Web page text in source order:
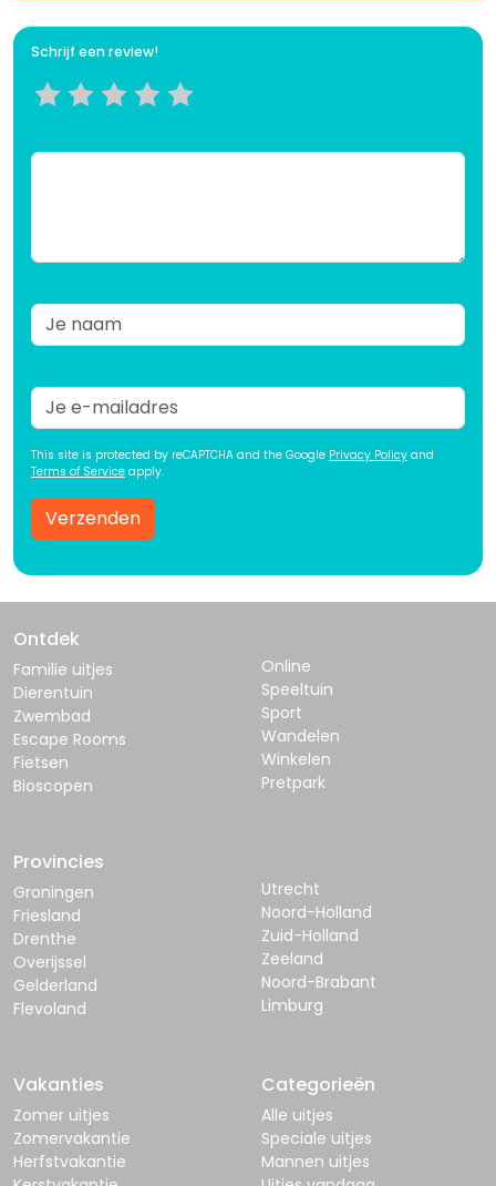
Schrijf een review!
This site is protected by reCAPTCHA and the Google Privacy Policy and
Terms of Service apply.
Verzenden
Ontdek
Familie uitjes
Dierentuin
Zwembad
Escape Rooms
Fietsen
Bioscopen
Online
Speeltuin
Sport
Wandelen
Winkelen
Pretpark
Provincies
Groningen
Friesland
Drenthe
Overijssel
Gelderland
Flevoland
Utrecht
Noord-Holland
Zuid-Holland
Zeeland
Noord-Brabant
Limburg
Vakanties
Zomer uitjes
Zomervakantie
Herfstvakantie
Categorieën
Alle uitjes
Speciale uitjes
Mannen uitjes